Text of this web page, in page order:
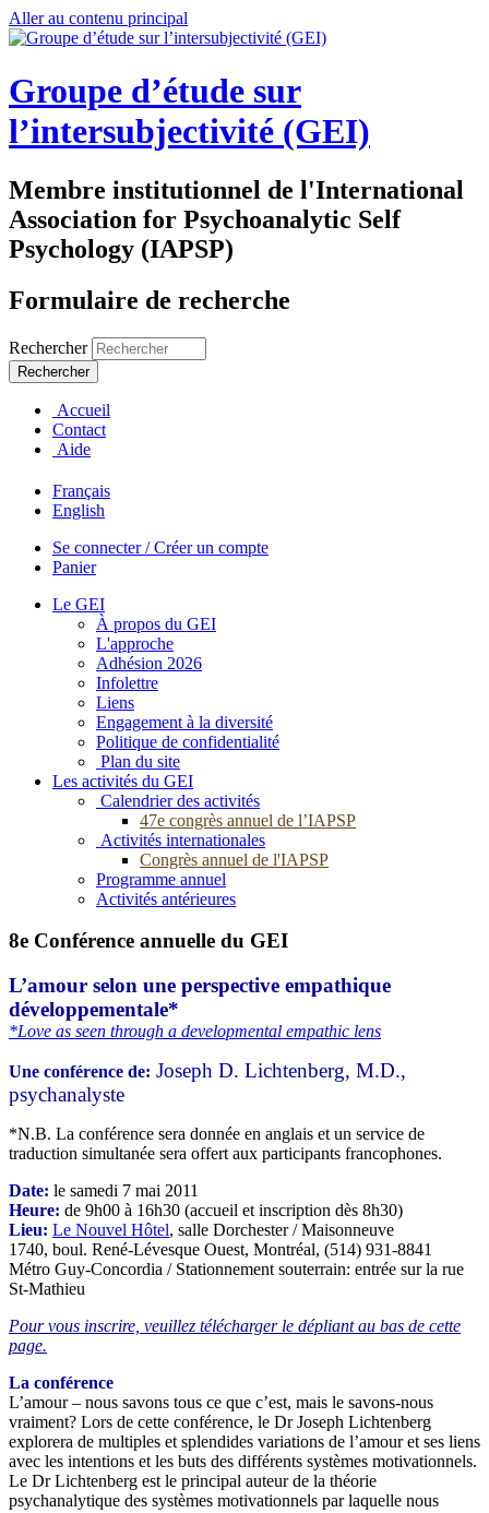
Aller au contenu principal
Groupe d’étude sur
l’intersubjectivité (GEI)
Membre institutionnel de l'International
Association for Psychoanalytic Self
Psychology (IAPSP)
Formulaire de recherche
Rechercher
Accueil
Contact
Aide
Français
English
Se connecter / Créer un compte
Panier
Le GEI
À propos du GEI
L'approche
Adhésion 2026
Infolettre
Liens
Engagement à la diversité
Politique de confidentialité
Plan du site
Les activités du GEI
Calendrier des activités
47e congrès annuel de l’IAPSP
Activités internationales
Congrès annuel de l'IAPSP
Programme annuel
Activités antérieures
8e Conférence annuelle du GEI
L’amour selon une perspective empathique
développementale*
*Love as seen through a developmental empathic lens
Une conférence de: Joseph D. Lichtenberg, M.D.,
psychanalyste
*N.B. La conférence sera donnée en anglais et un service de
traduction simultanée sera offert aux participants francophones.
Date: le samedi 7 mai 2011
Heure: de 9h00 à 16h30 (accueil et inscription dès 8h30)
Lieu: Le Nouvel Hôtel, salle Dorchester / Maisonneuve
1740, boul. René-Lévesque Ouest, Montréal, (514) 931-8841
Métro Guy-Concordia / Stationnement souterrain: entrée sur la rue
St-Mathieu
Pour vous inscrire, veuillez télécharger le dépliant au bas de cette
page.
La conférence
L’amour – nous savons tous ce que c’est, mais le savons-nous
vraiment? Lors de cette conférence, le Dr Joseph Lichtenberg
explorera de multiples et splendides variations de l’amour et ses liens
avec les intentions et les buts des différents systèmes motivationnels.
Le Dr Lichtenberg est le principal auteur de la théorie
psychanalytique des systèmes motivationnels par laquelle nous